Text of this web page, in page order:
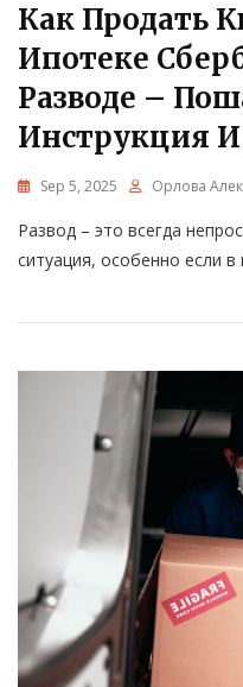
Как Продать
Ипотеке
Разводе –
Инструкция
Sep 5, 2025 Орлова
Развод – это всегда
ситуация, особенно если